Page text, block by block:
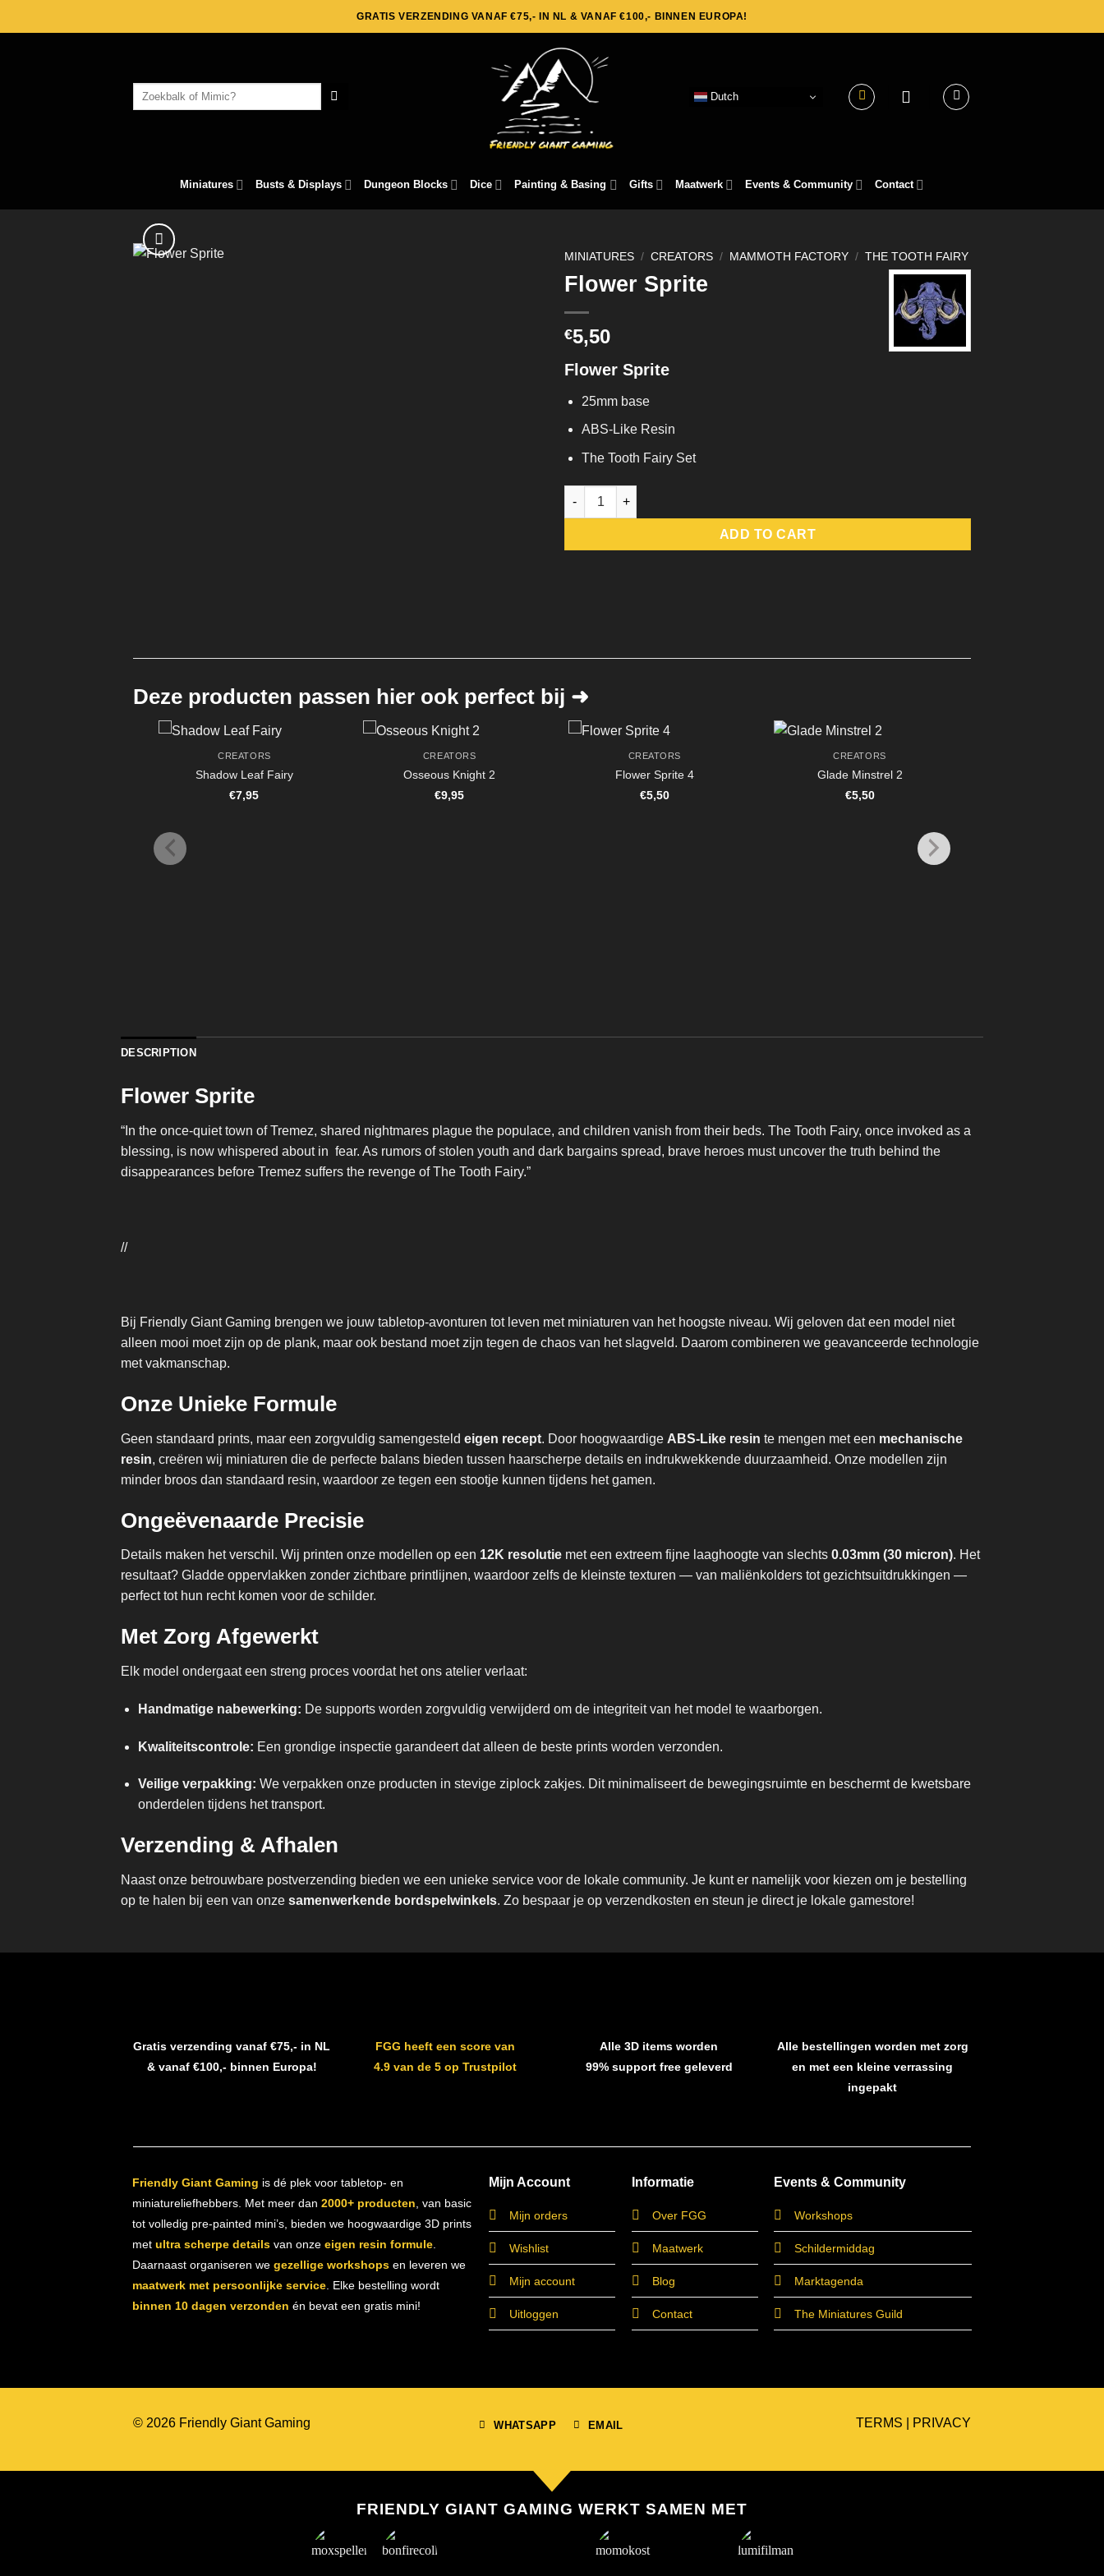
to
GRATIS VERZENDING VANAF €75,- IN NL & VANAF €100,- BINNEN EUROPA!
Search
Dutch
Miniatures Busts & Displays Dungeon Blocks Dice Painting & Basing Gifts Maatwerk Events & Community Contact
MINIATURES / CREATORS / MAMMOTH FACTORY / THE TOOTH FAIRY
Flower Sprite
€5,50
Flower Sprite
25mm base
ABS-Like Resin
The Tooth Fairy Set
Flower Sprite quantity
ADD TO CART
Deze producten passen hier ook perfect bij ➜
CREATORS
Shadow Leaf Fairy
€7,95
CREATORS
Osseous Knight 2
€9,95
CREATORS
Flower Sprite 4
€5,50
CREATORS
Glade Minstrel 2
€5,50
DESCRIPTION
Flower Sprite
“In the once-quiet town of Tremez, shared nightmares plague the populace, and children vanish from their beds. The Tooth Fairy, once invoked as a
blessing, is now whispered about in fear. As rumors of stolen youth and dark bargains spread, brave heroes must uncover the truth behind the
disappearances before Tremez suffers the revenge of The Tooth Fairy.”
//
Bij Friendly Giant Gaming brengen we jouw tabletop-avonturen tot leven met miniaturen van het hoogste niveau. Wij geloven dat een model niet
alleen mooi moet zijn op de plank, maar ook bestand moet zijn tegen de chaos van het slagveld. Daarom combineren we geavanceerde technologie
met vakmanschap.
Onze Unieke Formule
Geen standaard prints, maar een zorgvuldig samengesteld eigen recept. Door hoogwaardige ABS-Like resin te mengen met een mechanische
resin, creëren wij miniaturen die de perfecte balans bieden tussen haarscherpe details en indrukwekkende duurzaamheid. Onze modellen zijn
minder broos dan standaard resin, waardoor ze tegen een stootje kunnen tijdens het gamen.
Ongeëvenaarde Precisie
Details maken het verschil. Wij printen onze modellen op een 12K resolutie met een extreem fijne laaghoogte van slechts 0.03mm (30 micron). Het
resultaat? Gladde oppervlakken zonder zichtbare printlijnen, waardoor zelfs de kleinste texturen — van maliënkolders tot gezichtsuitdrukkingen —
perfect tot hun recht komen voor de schilder.
Met Zorg Afgewerkt
Elk model ondergaat een streng proces voordat het ons atelier verlaat:
Handmatige nabewerking: De supports worden zorgvuldig verwijderd om de integriteit van het model te waarborgen.
Kwaliteitscontrole: Een grondige inspectie garandeert dat alleen de beste prints worden verzonden.
Veilige verpakking: We verpakken onze producten in stevige ziplock zakjes. Dit minimaliseert de bewegingsruimte en beschermt de kwetsbare
onderdelen tijdens het transport.
Verzending & Afhalen
Naast onze betrouwbare postverzending bieden we een unieke service voor de lokale community. Je kunt er namelijk voor kiezen om je bestelling
op te halen bij een van onze samenwerkende bordspelwinkels. Zo bespaar je op verzendkosten en steun je direct je lokale gamestore!
Gratis verzending vanaf €75,- in NL
& vanaf €100,- binnen Europa!
FGG heeft een score van
4.9 van de 5 op Trustpilot
Alle 3D items worden
99% support free geleverd
Alle bestellingen worden met zorg
en met een kleine verrassing
ingepakt
Friendly Giant Gaming is dé plek voor tabletop- en
miniatureliefhebbers. Met meer dan 2000+ producten , van basic
tot volledig pre-painted mini’s, bieden we hoogwaardige 3D prints
met ultra scherpe detailsvan onze eigen resin formule.
Daarnaast organiseren we gezellige workshopsen leveren we
maatwerk met persoonlijke service. Elke bestelling wordt
binnen 10 dagen verzonden én bevat een gratis mini!
Mijn Account
Mijn orders
Wishlist
Mijn account
Uitloggen
Informatie
Over FGG
Maatwerk
Blog
Contact
Events & Community
Workshops
Schildermiddag
Marktagenda
The Miniatures Guild
© 2026 Friendly Giant Gaming WHATSAPP EMAIL TERMS PRIVACY
FRIENDLY GIANT GAMING WERKT SAMEN MET